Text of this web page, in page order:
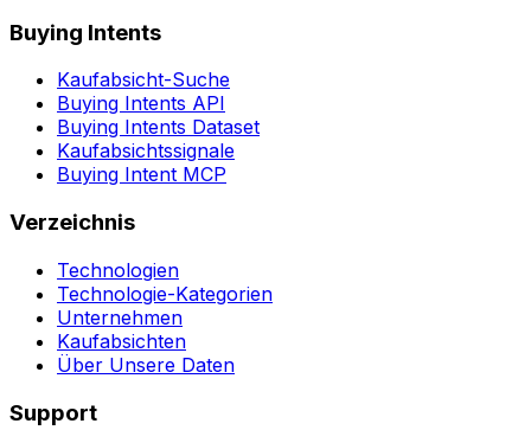
Buying Intents
Kaufabsicht-Suche
Buying Intents API
Buying Intents Dataset
Kaufabsichtssignale
Buying Intent MCP
Verzeichnis
Technologien
Technologie-Kategorien
Unternehmen
Kaufabsichten
Über Unsere Daten
Support